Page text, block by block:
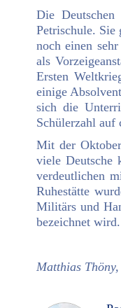
Die
Petrischule. Sie
noch einen
als
Ersten
einige
sich die
Schülerzahl auf
Mit der
viele Deutsche
verdeutlichen
Ruhestätte
Militärs und
bezeichnet wird.
Matthias